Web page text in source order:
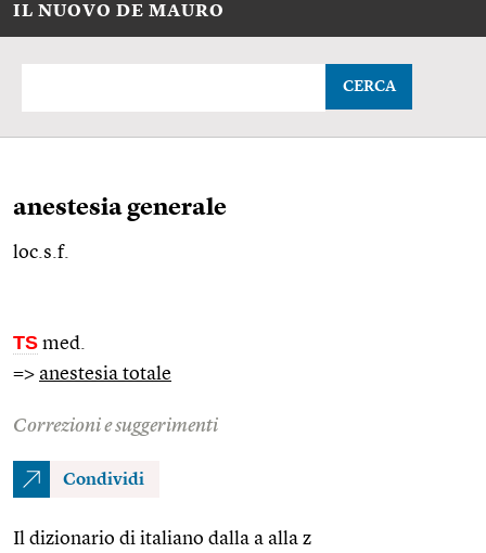
IL NUOVO DE MAURO
CERCA
anestesia generale
loc.s.f.
TS med.
=> anestesia totale
Correzioni e suggerimenti
Condividi
Il dizionario di italiano dalla a alla z